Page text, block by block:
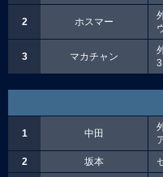
2 ホスマー
3 マカチャン
1 中田
2
坂本